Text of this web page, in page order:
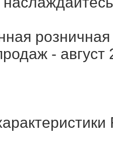
- август